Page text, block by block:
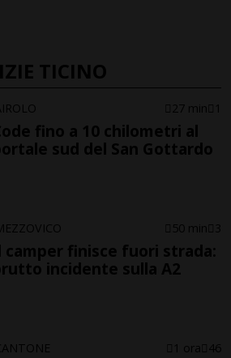
TICINO
27 min 1
fino a 10 chilometri al
sud del San Gottardo
50 min 3
camper finisce fuori strada:
incidente sulla A2
1 ora 46